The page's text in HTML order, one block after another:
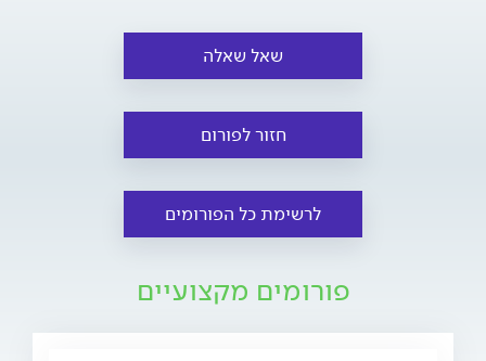
שאל שאלה
חזור לפורום
לרשימת כל הפורומים
פורומים מקצועיים